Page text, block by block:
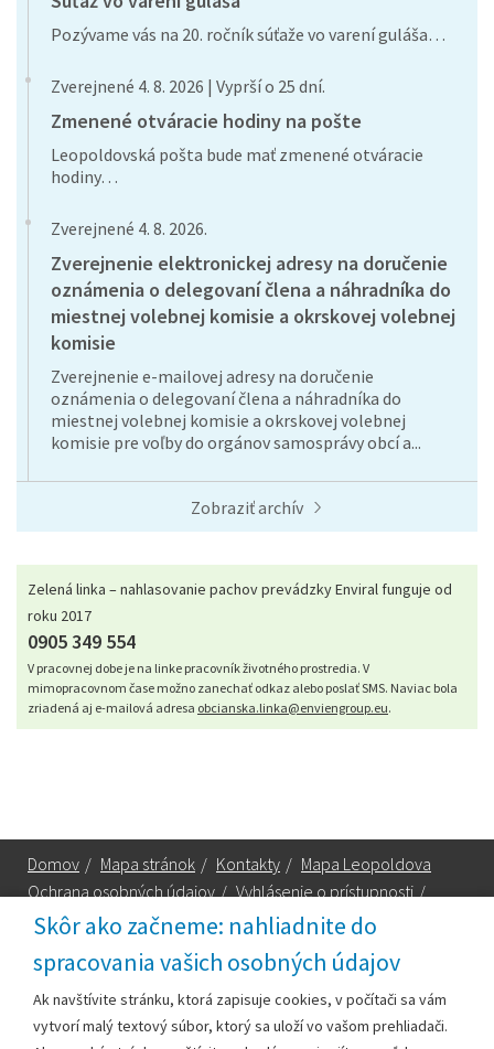
Skôr ako začneme: nahliadnite do
spracovania vašich osobných údajov
Ak navštívite stránku, ktorá zapisuje cookies, v počítači sa vám
vytvorí malý textový súbor, ktorý sa uloží vo vašom prehliadači.
Pozývame vás na 20. ročník súťaže vo varení guláša…
Zverejnené 4. 8. 2026 | Vyprší o 25 dní.
Zmenené otváracie hodiny na pošte
Leopoldovská pošta bude mať zmenené otváracie
hodiny…
Zverejnené 4. 8. 2026.
Zverejnenie elektronickej adresy na doručenie
oznámenia o delegovaní člena a náhradníka do
miestnej volebnej komisie a okrskovej volebnej
komisie
Zverejnenie e-mailovej adresy na doručenie
oznámenia o delegovaní člena a náhradníka do
miestnej volebnej komisie a okrskovej volebnej
komisie pre voľby do orgánov samosprávy obcí a...
Zobraziť archív
Zelená linka – nahlasovanie pachov prevádzky Enviral funguje od
roku 2017
0905 349 554
V pracovnej dobe je na linke pracovník životného prostredia. V
mimopracovnom čase možno zanechať odkaz alebo poslať SMS. Naviac bola
zriadená aj e-mailová adresa obcianska.linka@enviengroup.eu.
Domov / Mapa stránok / Kontakty / Mapa Leopoldova
Ochrana osobných údajov / Vyhlásenie o prístupnosti /
Technická podpora
Mestský úrad Leopoldov